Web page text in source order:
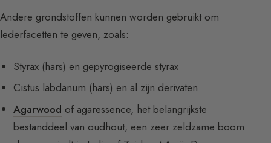
Andere grondstoffen kunnen worden gebruikt om
lederfacetten te geven, zoals:
Styrax (hars) en gepyrogiseerde styrax
Cistus labdanum (hars) en al zijn derivaten
Agarwood of agaressence, het belangrijkste
bestanddeel van oudhout, een zeer zeldzame boom